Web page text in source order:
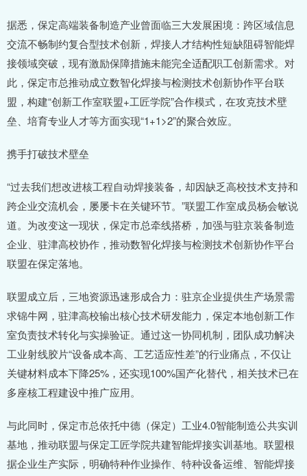
据悉，保定高端装备制造产业曾面临三大发展困境：跨区域信息
交流不畅制约复合型技术创新，焊接人才结构性短缺阻碍智能焊
接领域突破，现有激励保障措施未能完全适配职工创新需求。对
此，保定市总推动成立数智化焊接与检测技术创新协作平台联
盟，构建“创新工作室联盟+工匠学院”合作模式，在攻克技术壁
垒、培育专业人才等方面实现“1+1>2”的聚合效应。
携手打破技术壁垒
“过去我们想改进核工程自动焊接装备，却因缺乏高校技术支持和
跨企业交流机会，屡屡卡在关键环节。”联盟工作室成员杨会敏说
道。为改变这一现状，保定市总牵线搭桥，加强与驻京装备制造
企业、驻津高校协作，推动数智化焊接与检测技术创新协作平台
联盟在保定落地。
联盟成立后，三地资源迅速形成合力：驻京企业提供生产场景需
求锦牛网，驻津高校输出核心技术研发能力，保定本地创新工作
室负责技术转化与实操验证。通过这一协同机制，团队成功解决
工业射线胶片“设备成本高、工艺适应性差”的行业痛点，不仅让
关键材料成本下降25%，还实现100%国产化替代，相关技术已在
多座核工程建设中推广应用。
与此同时，保定市总依托中德（保定）工业4.0智能制造公共实训
基地，推动联盟与保定工匠学院共建智能焊接实训基地。联盟根
据企业生产实际，明确特种作业操作、特种设备运维、智能焊接